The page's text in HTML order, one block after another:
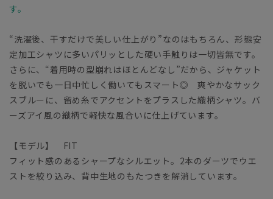
す。
“洗濯後、干すだけで美しい仕上がり”なのはもちろん、形態安
定加工シャツに多いパリッとした硬い手触りは一切皆無です。
さらに、“着用時の型崩れはほとんどなし”だから、ジャケット
を脱いでも一日中忙しく働いてもスマート◎ 爽やかなサック
スブルーに、留め糸でアクセントをプラスした織柄シャツ。バ
ーズアイ風の織柄で軽快な風合いに仕上げています。
【モデル】 FIT
フィット感のあるシャープなシルエット。2本のダーツでウエ
ストを絞り込み、背中生地のもたつきを解消しています。